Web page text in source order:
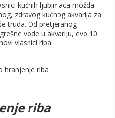
kućnih ljubimaca možda
zdravog kućnog akvarija za
truda. Od pretjeranog
vode u akvariju, evo 10
vlasnici riba:
riba